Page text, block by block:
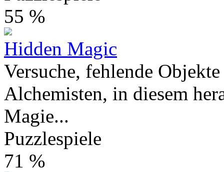
55 %
Hidden Magic
Versuche, fehlende
Alchemisten, in diesem
Magie...
Puzzlespiele
71 %